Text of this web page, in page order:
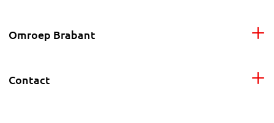
Omroep Brabant
Contact